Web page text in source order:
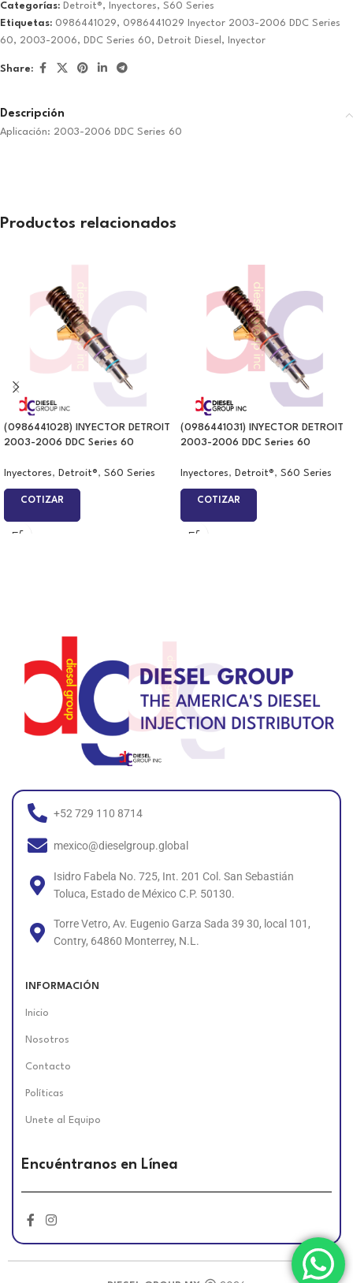
Categorías: Detroit®, Inyectores, S60 Series
Etiquetas: 0986441029, 0986441029 Inyector 2003-2006 DDC Series
60, 2003-2006, DDC Series 60, Detroit Diesel , Inyector
Share:
Descripción
Aplicación: 2003-2006 DDC Series 60
Productos relacionados
(0986441028) INYECTOR DETROIT
2003-2006 DDC Series 60
Inyectores, Detroit®, S60 Series
COTIZAR
(0986441031) INYECTOR DETROIT
2003-2006 DDC Series 60
Inyectores, Detroit®, S60 Series
COTIZAR
+52 729 110 8714
mexico@dieselgroup.global
Isidro Fabela No. 725, Int. 201 Col. San Sebastián
Toluca, Estado de México C.P. 50130.
Torre Vetro, Av. Eugenio Garza Sada 39 30, local 101,
Contry, 64860 Monterrey, N.L.
INFORMACIÓN
Inicio
Nosotros
Contacto
Políticas
Unete al Equipo
Encuéntranos en Línea